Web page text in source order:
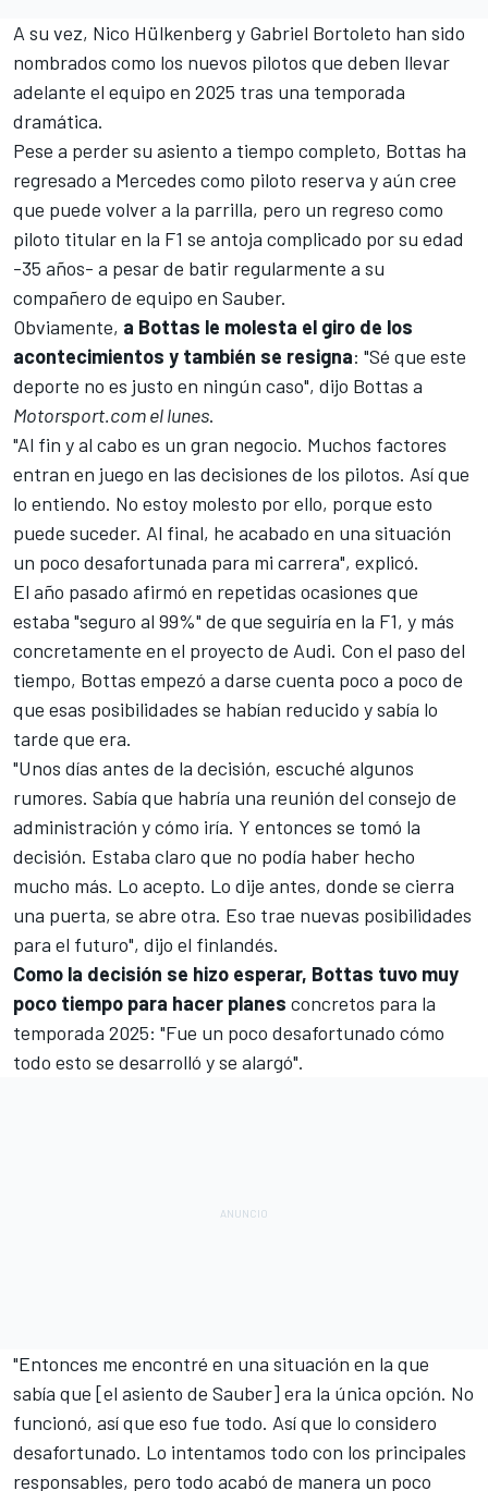
A su vez, Nico Hülkenberg y Gabriel Bortoleto han sido
nombrados como los nuevos pilotos que deben llevar
adelante el equipo en 2025 tras una temporada
dramática.
Pese a perder su asiento a tiempo completo, Bottas ha
regresado a Mercedes como piloto reserva y aún cree
que puede volver a la parrilla, pero un regreso como
piloto titular en la F1 se antoja complicado por su edad
-35 años- a pesar de batir regularmente a su
compañero de equipo en Sauber.
Obviamente, a Bottas le molesta el giro de los
acontecimientos y también se resigna: "Sé que este
deporte no es justo en ningún caso", dijo Bottas a
Motorsport.comel lunes.
"Al fin y al cabo es un gran negocio. Muchos factores
entran en juego en las decisiones de los pilotos. Así que
lo entiendo. No estoy molesto por ello, porque esto
puede suceder. Al final, he acabado en una situación
un poco desafortunada para mi carrera", explicó.
El año pasado afirmó en repetidas ocasiones que
estaba "seguro al 99%" de que seguiría en la F1, y más
concretamente en el proyecto de Audi. Con el paso del
tiempo, Bottas empezó a darse cuenta poco a poco de
que esas posibilidades se habían reducido y sabía lo
tarde que era.
"Unos días antes de la decisión, escuché algunos
rumores. Sabía que habría una reunión del consejo de
administración y cómo iría. Y entonces se tomó la
decisión. Estaba claro que no podía haber hecho
mucho más. Lo acepto. Lo dije antes, donde se cierra
una puerta, se abre otra. Eso trae nuevas posibilidades
para el futuro", dijo el finlandés.
Como la decisión se hizo esperar, Bottas tuvo muy
poco tiempo para hacer planes concretos para la
temporada 2025: "Fue un poco desafortunado cómo
todo esto se desarrolló y se alargó".
"Entonces me encontré en una situación en la que
sabía que [el asiento de Sauber] era la única opción. No
funcionó, así que eso fue todo. Así que lo considero
desafortunado. Lo intentamos todo con los principales
responsables, pero todo acabó de manera un poco